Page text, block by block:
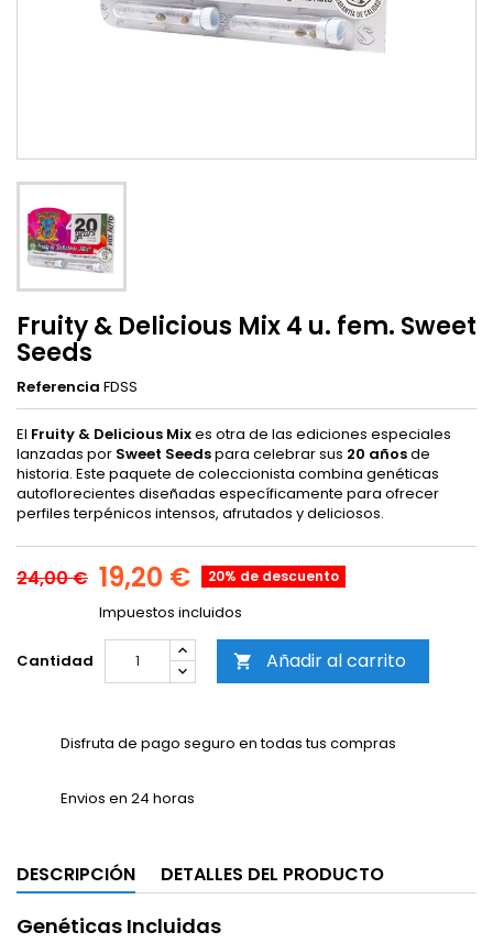
Fruity & Delicious Mix 4 u. fem. Sweet
Seeds
Referencia FDSS
El Fruity & Delicious Mixes otra de las ediciones especiales
lanzadas por Sweet Seedspara celebrar sus 20 añosde
historia. Este paquete de coleccionista combina genéticas
autoflorecientes diseñadas específicamente para ofrecer
perfiles terpénicos intensos, afrutados y deliciosos.
24,00 € 19,20 € 20% de descuento
Impuestos incluidos
Cantidad  Añadir al carrito
Disfruta de pago seguro en todas tus compras
Envios en 24 horas
DESCRIPCIÓN DETALLES DEL PRODUCTO
Genéticas Incluidas